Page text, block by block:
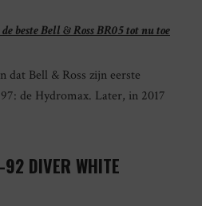
beste Bell & Ross BR05 tot nu toe
dat Bell & Ross zijn eerste
de Hydromax. Later, in 2017
DIVER WHITE